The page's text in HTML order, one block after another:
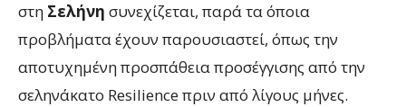
στη Σελήνη συνεχίζεται, παρά τα όποια
προβλήματα έχουν παρουσιαστεί, όπως την
αποτυχημένη προσπάθεια προσέγγισης από την
σεληνάκατο Resilience πριν από λίγους μήνες.